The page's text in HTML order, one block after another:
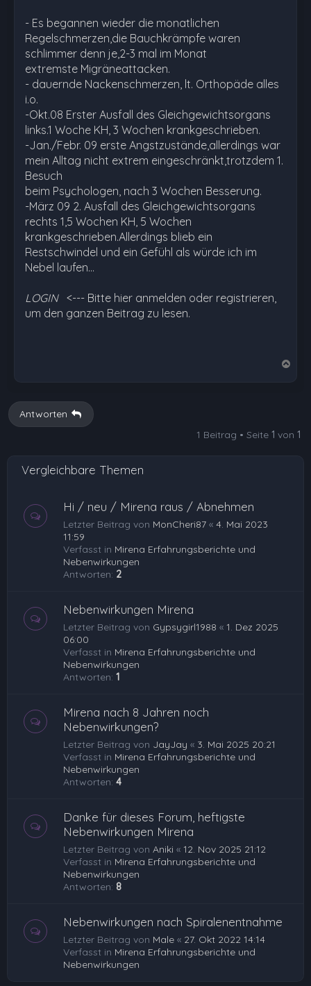
- Es begannen wieder die monatlichen
Regelschmerzen,die Bauchkrämpfe waren
schlimmer denn je,2-3 mal im Monat
extremste Migräneattacken.
- dauernde Nackenschmerzen, lt. Orthopäde alles
i.o.
-Okt.08 Erster Ausfall des Gleichgewichtsorgans
links.1 Woche KH, 3 Wochen krankgeschrieben.
-Jan./Febr. 09 erste Angstzustände,allerdings war
mein Alltag nicht extrem eingeschränkt,trotzdem 1.
Besuch
beim Psychologen, nach 3 Wochen Besserung.
-März 09 2. Ausfall des Gleichgewichtsorgans
rechts 1,5 Wochen KH, 5 Wochen
krankgeschrieben.Allerdings blieb ein
Restschwindel und ein Gefühl als würde ich im
Nebel laufen…
LOGIN <--- Bitte hier anmelden oder registrieren,
um den ganzen Beitrag zu lesen.
b
Antworten
1 Beitrag • Seite 1 von 1
Vergleichbare Themen
Hi / neu / Mirena raus / Abnehmen
Letzter Beitrag von MonCheri87 « 4. Mai 2023
11:59
Verfasst in Mirena Erfahrungsberichte und
Nebenwirkungen
Antworten: 2
Nebenwirkungen Mirena
Letzter Beitrag von Gypsygirl1988 « 1. Dez 2025
06:00
Verfasst in Mirena Erfahrungsberichte und
Nebenwirkungen
Antworten: 1
Mirena nach 8 Jahren noch
Nebenwirkungen?
Letzter Beitrag von JayJay « 3. Mai 2025 20:21
Verfasst in Mirena Erfahrungsberichte und
Nebenwirkungen
Antworten: 4
Danke für dieses Forum, heftigste
Nebenwirkungen Mirena
Letzter Beitrag von Aniki « 12. Nov 2025 21:12
Verfasst in Mirena Erfahrungsberichte und
Nebenwirkungen
Antworten: 8
Nebenwirkungen nach Spiralenentnahme
Letzter Beitrag von Male « 27. Okt 2022 14:14
Verfasst in Mirena Erfahrungsberichte und
Nebenwirkungen